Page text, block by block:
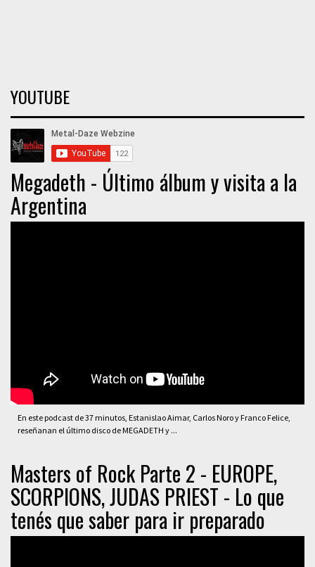
YOUTUBE
Megadeth - Último álbum y visita a la
Argentina
En este podcast de 37 minutos, Estanislao Aimar, Carlos Noro y Franco Felice,
reseñanan el último disco de MEGADETH y ...
Masters of Rock Parte 2 - EUROPE,
SCORPIONS, JUDAS PRIEST - Lo que
tenés que saber para ir preparado